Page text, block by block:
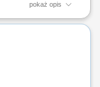
pokaż opis
relacji z